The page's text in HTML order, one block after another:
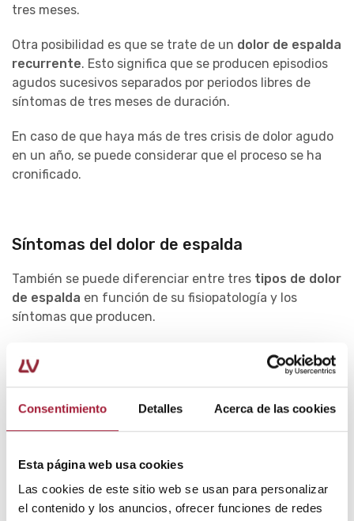
Consentimiento Detalles Acerca de las cookies
Esta página web usa cookies
Las cookies de este sitio web se usan para personalizar
el contenido y los anuncios, ofrecer funciones de redes
tres meses.
Otra posibilidad es que se trate de un dolor de espalda
recurrente. Esto significa que se producen episodios
agudos sucesivos separados por periodos libres de
síntomas de tres meses de duración.
En caso de que haya más de tres crisis de dolor agudo
en un año, se puede considerar que el proceso se ha
cronificado.
Síntomas del dolor de espalda
También se puede diferenciar entre tres tipos de dolor
de espalda en función de su fisiopatología y los
síntomas que producen.
es el más habitual y se
caracteriza porque se agudiza con el movimiento y
disminuye o cede cuando se está en reposo. Suele ser
autolimitado.
reposo y en algunos casos reaparece o empeora con el
Finalmente, el dolor neuropáticose caracteriza por la